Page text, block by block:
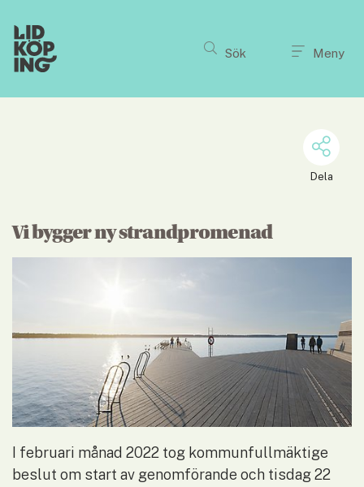
Sök Meny
Dela
Vi bygger ny strandpromenad
I februari månad 2022 tog kommunfullmäktige
beslut om start av genomförande och tisdag 22